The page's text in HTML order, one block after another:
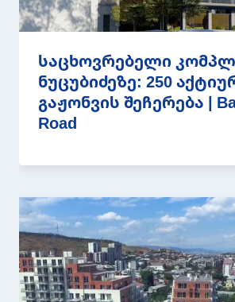
საცხოვრებელი
ნუცუბიძეზე: 250
გაჟონვის შეჩერება |
Road